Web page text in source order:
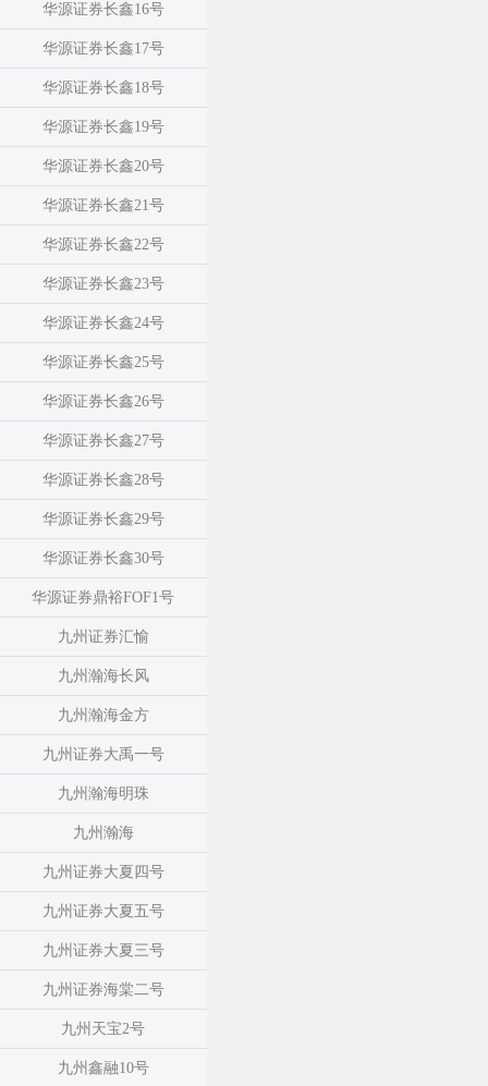
华源证券长鑫16号
华源证券长鑫17号
华源证券长鑫18号
华源证券长鑫19号
华源证券长鑫20号
华源证券长鑫21号
华源证券长鑫22号
华源证券长鑫23号
华源证券长鑫24号
华源证券长鑫25号
华源证券长鑫26号
华源证券长鑫27号
华源证券长鑫28号
华源证券长鑫29号
华源证券长鑫30号
华源证券鼎裕FOF1号
九州证券汇愉
九州瀚海长风
九州瀚海金方
九州证券大禹一号
九州瀚海明珠
九州瀚海
九州证券大夏四号
九州证券大夏五号
九州证券大夏三号
九州证券海棠二号
九州天宝2号
九州鑫融10号